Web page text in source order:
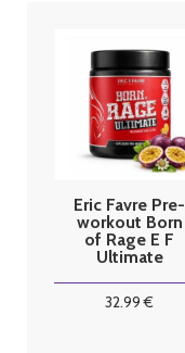
Eric Favre Pre-
workout Born
of Rage E F
Ultimate
32.99 €